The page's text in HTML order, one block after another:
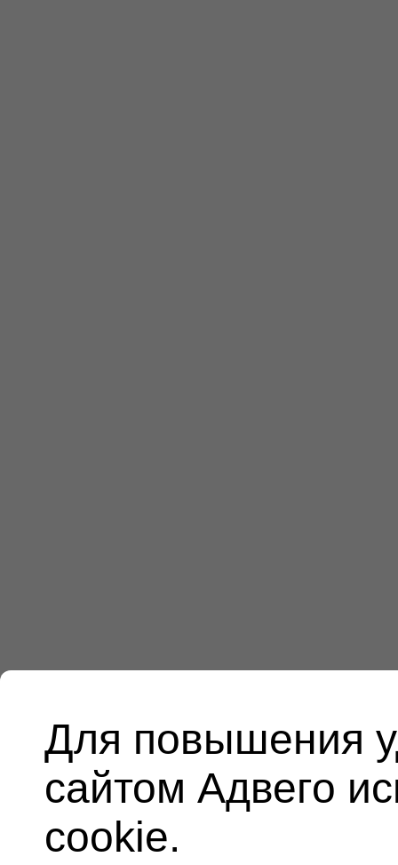
Для повышения
сайтом Адвего
cookie.